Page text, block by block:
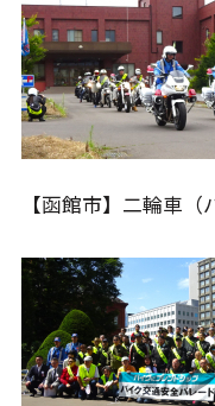
【函館市】二輪車